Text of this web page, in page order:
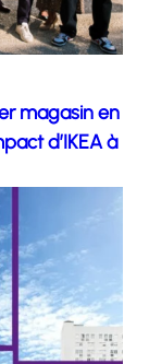
magasin en
d’IKEA à